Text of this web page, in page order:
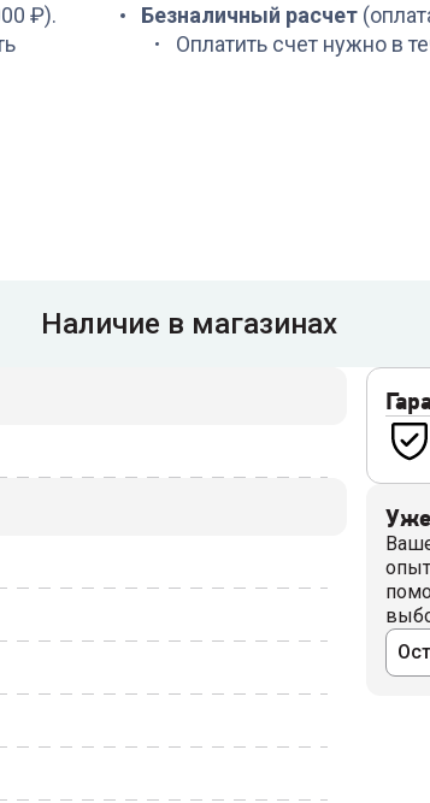
₽).
Безналичный расчет
Оплатить счет нужно в
Наличие в магазинах